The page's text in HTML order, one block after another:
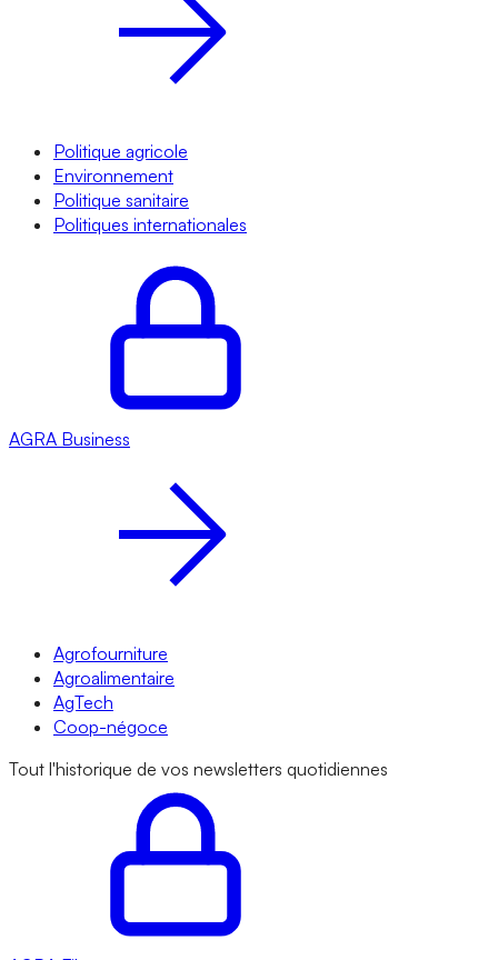
Politique agricole
Environnement
Politique sanitaire
Politiques internationales
AGRA Business
Agrofourniture
Agroalimentaire
AgTech
Coop-négoce
Tout l'historique de vos newsletters quotidiennes